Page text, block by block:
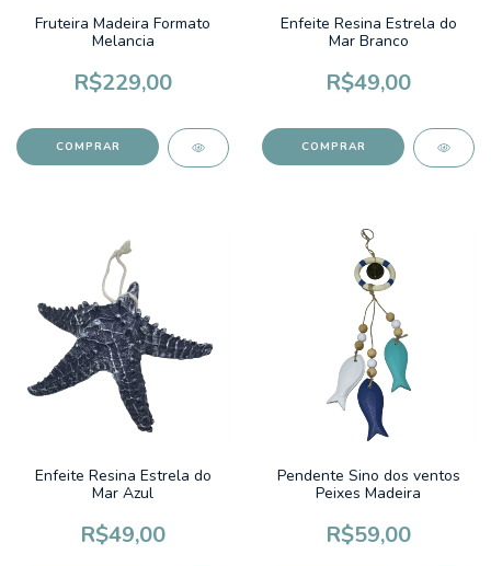
Fruteira Madeira Formato
Melancia
R$229,00
Enfeite Resina Estrela do
Mar Branco
R$49,00
Enfeite Resina Estrela do
Mar Azul
R$49,00
Pendente Sino dos ventos
Peixes Madeira
R$59,00